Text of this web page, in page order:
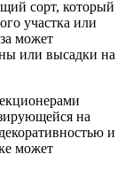
сорт, который
участка или
может
или высадки на
на
и
может